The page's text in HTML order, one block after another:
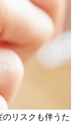
リスクも伴うた